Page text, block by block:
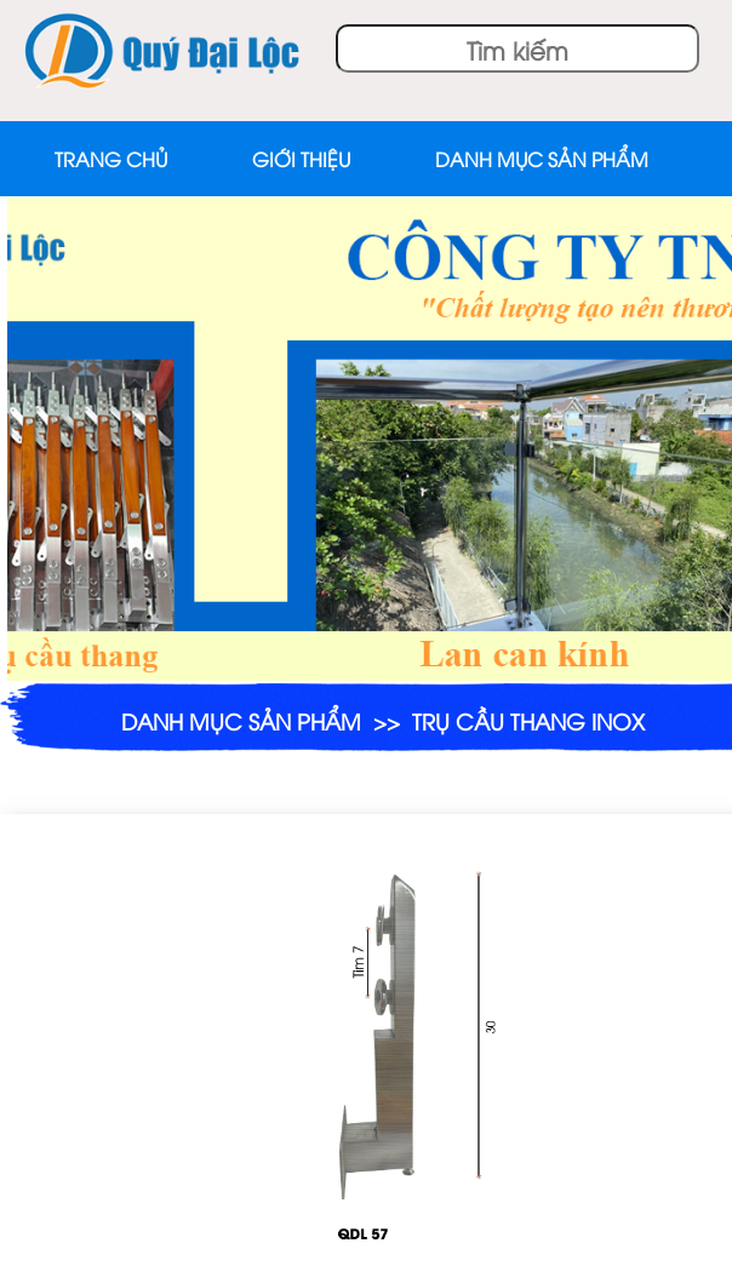
TRANG CHỦ GIỚI THIỆU DANH MỤC SẢN PHẨM
DANH MỤC SẢN PHẨM >> TRỤ CẦU THANG INOX